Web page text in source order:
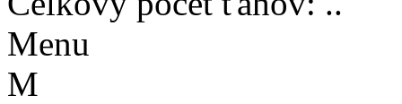
Menu
M